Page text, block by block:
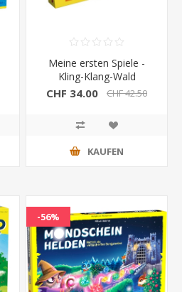
Meine ersten Spiele -
Kling-Klang-Wald
CHF 34.00 CHF 42.50
KAUFEN
-56%